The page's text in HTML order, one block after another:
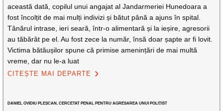
această dată, copilul unui angajat al Jandarmeriei Hunedoara a
fost încolțit de mai mulți indivizi și bătut până a ajuns în spital.
Tânărul intrase, ieri seară, într-o alimentară și la ieșire, agresorii
au tăbărât pe el. Au fost zece la număr, însă doar șapte ar fi lovit.
Victima bătăușilor spune că primise amenințări de mai multă
vreme, dar nu le-a luat
CITEȘTE MAI DEPARTE
DANIEL OVIDIU PLEȘCAN, CERCETAT PENAL PENTRU AGRESAREA UNUI POLIȚIST